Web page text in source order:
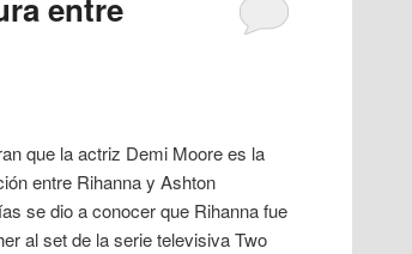
entre
que la actriz Demi Moore es la
entre Rihanna y Ashton
se dio a conocer que Rihanna fue
al set de la serie televisiva Two